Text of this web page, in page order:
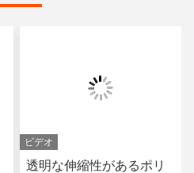
ビデオ
透明な伸縮性があるポリ